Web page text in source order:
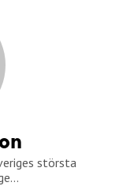
största